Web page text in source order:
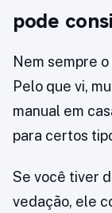
pode
Nem sempre
Pelo que vi,
manual em
para certos
Se você tiver
vedação, ele